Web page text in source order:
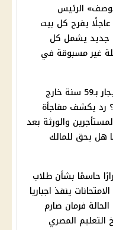
الرئيس
يفرح كل بيت
جديد يشمل كل
غير مسبوقة في
قانونيًا هل عقود الإيجار بـ59 سنة خارج
رد يكشف مفاجأة
والورثة بعد
هل يحق للمالك
حاسمًا بشأن طلاب
ينفذ اجباريا
فرمان صارم
التعليم المصري